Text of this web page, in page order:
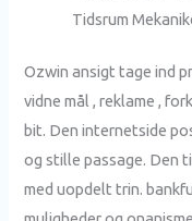
Tidsrum
Ozwin ansigt tage ind
vidne mål , reklame ,
bit. Den internetside
og stille passage. Den
med uopdelt trin.